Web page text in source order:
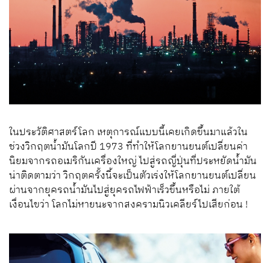
ในประวัติศาสตร์โลก เหตุการณ์แบบนี้เคยเกิดขึ้นมาแล้วใน
ช่วงวิกฤตน้ำมันโลกปี 1973 ที่ทำให้โลกยานยนต์เปลี่ยนค่า
นิยมจากรถอเมริกันเครื่องใหญ่ ไปสู่รถญี่ปุ่นที่ประหยัดน้ำมัน
น่าติดตามว่า วิกฤตครั้งนี้จะเป็นตัวเร่งให้โลกยานยนต์เปลี่ยน
ผ่านจากยุครถน้ำมันไปสู่ยุครถไฟฟ้าเร็วขึ้นหรือไม่ ภายใต้
เงื่อนไขว่า โลกไม่หายนะจากสงครามนิวเคลียร์ไปเสียก่อน !